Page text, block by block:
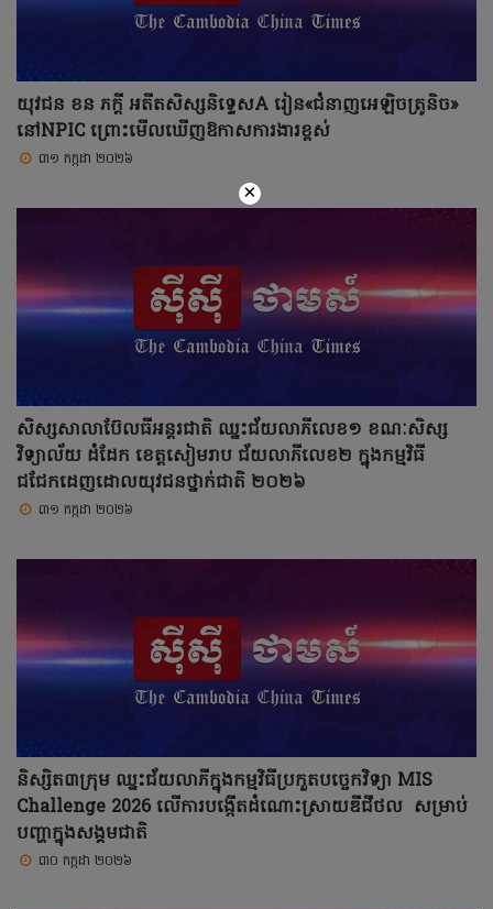
យុវជន ខន ភក្តី អតីតសិស្សនិទ្ទេសA រៀន«ជំនាញអេឡិចត្រូនិច»
នៅNPIC ព្រោះមើលឃើញឱកាសការងារខ្ពស់
៣១ កក្កដា ២០២៦
សិស្សសាលាប៊ែលធីអន្តរជាតិ ឈ្នះជ័យលាភីលេខ១ ខណៈសិស្ស
វិទ្យាល័យ ដំដែក ខេត្តសៀមរាប ជ័យលាភីលេខ២ ក្នុងកម្មវិធី
ជជែកដេញដោលយុវជនថ្នាក់ជាតិ ២០២៦
៣១ កក្កដា ២០២៦
និស្សិត៣ក្រុម ឈ្នះជ័យលាភីក្នុងកម្មវិធីប្រកួតបច្ចេកវិទ្យា MIS
Challenge 2026 លើការបង្កើតដំណោះស្រាយឌីជីថល សម្រាប់
បញ្ហាក្នុងសង្គមជាតិ
៣០ កក្កដា ២០២៦
×